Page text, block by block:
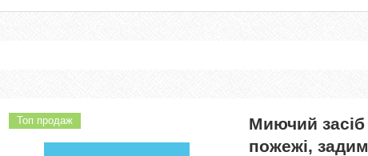
Топ продаж
Миючий
пожежі,